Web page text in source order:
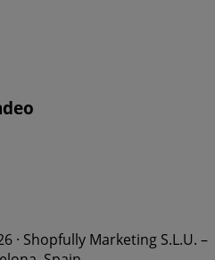
· Shopfully Marketing S.L.U. –